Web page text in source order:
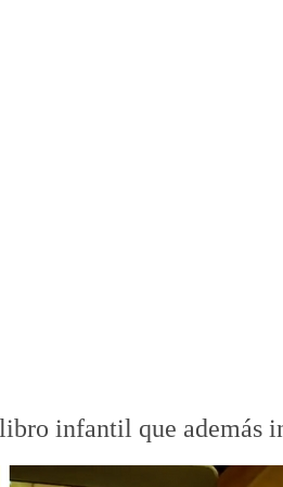
infantil que además